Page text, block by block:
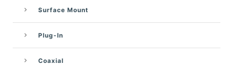
Surface Mount
Plug-In
Coaxial